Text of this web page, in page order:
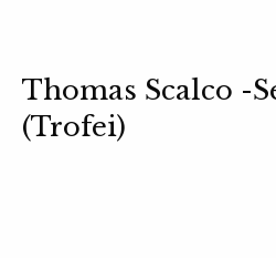
Thomas Scalco -
(Trofei)